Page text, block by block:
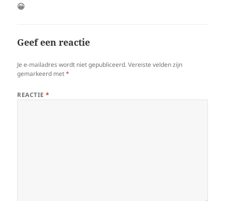
😀
Geef een reactie
Je e-mailadres wordt niet gepubliceerd. Vereiste velden zijn
gemarkeerd met*
REACTIE*